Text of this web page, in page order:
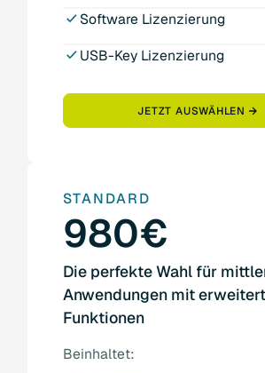
Software Lizenzierung
USB-Key Lizenzierung
JETZT AUSWÄHLEN
STANDARD
980€
Die perfekte Wahl für
Anwendungen mit
Funktionen
Beinhaltet: